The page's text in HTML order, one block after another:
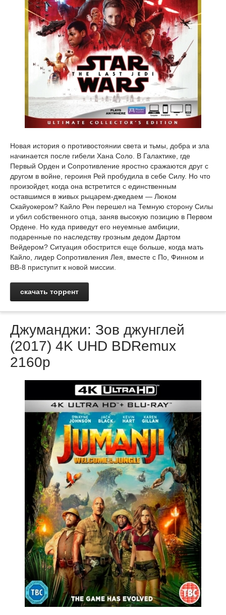
Новая история о противостоянии света и тьмы, добра и зла
начинается после гибели Хана Соло. В Галактике, где
Первый Орден и Сопротивление яростно сражаются друг с
другом в войне, героиня Рей пробудила в себе Силу. Но что
произойдет, когда она встретится с единственным
оставшимся в живых рыцарем-джедаем — Люком
Скайуокером? Кайло Рен перешел на Темную сторону Силы
и убил собственного отца, заняв высокую позицию в Первом
Ордене. Но куда приведут его неуемные амбиции,
подаренные по наследству грозным дедом Дартом
Вейдером? Ситуация обострится еще больше, когда мать
Кайло, лидер Сопротивления Лея, вместе с По, Финном и
BB-8 приступит к новой миссии.
скачать торрент
Джуманджи: Зов джунглей
(2017) 4K UHD BDRemux
2160p